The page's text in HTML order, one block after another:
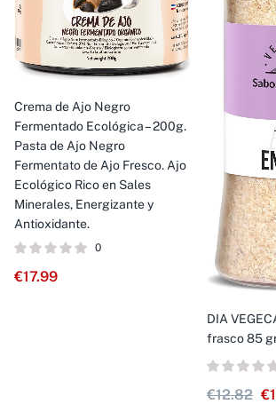
Crema de Ajo Negro
Fermentado Ecológica – 200g.
Pasta de Ajo Negro
Fermentato de Ajo Fresco. Ajo
Ecológico Rico en Sales
Minerales, Energizante y
Antioxidante.
0
€17.99
DIA
frasco 85
€12.82 €